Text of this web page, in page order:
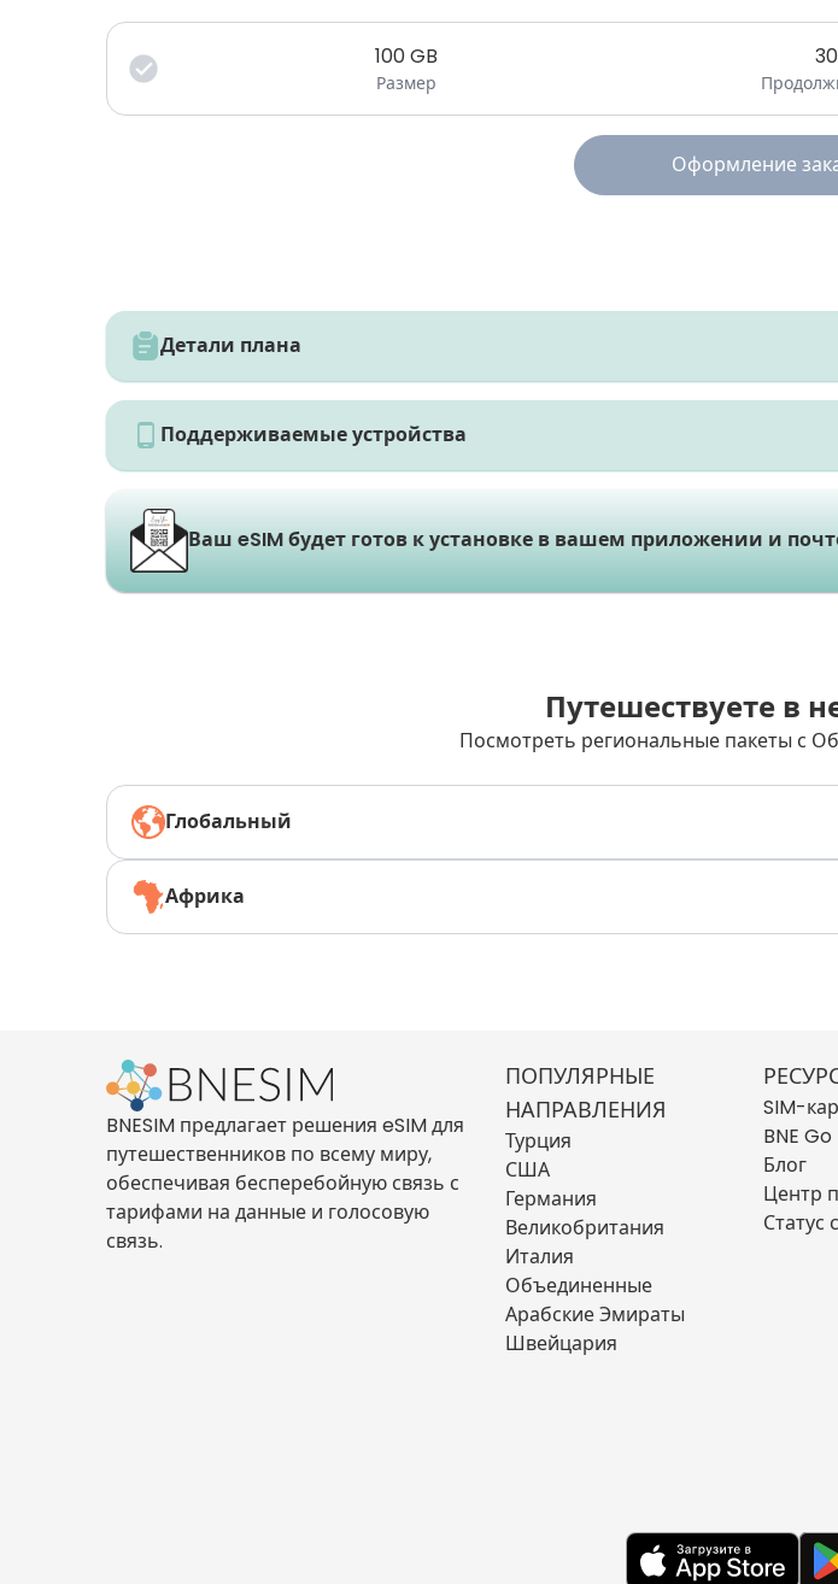
100GB
Размер
Оформление
Детали плана
Поддерживаемые устройства
Ваш eSIM будет готов к установке в вашем приложении и
Путешествуете в
Посмотреть региональные пакеты с
Глобальный
Африка
BNESIM предлагает решения eSIM для
путешественников по всему миру,
обеспечивая бесперебойную связь с
тарифами на данные и голосовую
связь.
ПОПУЛЯРНЫЕ
НАПРАВЛЕНИЯ
Турция
США
Германия
Великобритания
Италия
Объединенные
Арабские Эмираты
Швейцария
SIM-
BNE
Блог
Центр
Статус